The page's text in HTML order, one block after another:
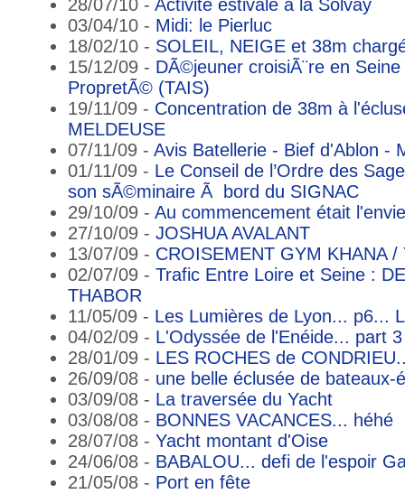
28/07/10 - Activité estivale à la Solvay
03/04/10 - Midi: le Pierluc
18/02/10 - SOLEIL, NEIGE et 38m
15/12/09 - DÃ©jeuner croisiÃ¨re en
PropretÃ© (TAIS)
19/11/09 - Concentration de 38m à
MELDEUSE
07/11/09 - Avis Batellerie - Bief d'Ablon -
01/11/09 - Le Conseil de l’Ordre des
son sÃ©minaire Ã bord du SIGNAC
29/10/09 - Au commencement était l'envie
27/10/09 - JOSHUA AVALANT
13/07/09 - CROISEMENT GYM KHANA /
02/07/09 - Trafic Entre Loire et Seine :
THABOR
11/05/09 - Les Lumières de Lyon... p6...
04/02/09 - L'Odyssée de l'Enéide... part 3
28/01/09 - LES ROCHES de
26/09/08 - une belle éclusée de bateaux-
03/09/08 - La traversée du Yacht
03/08/08 - BONNES VACANCES... héhé
28/07/08 - Yacht montant d'Oise
24/06/08 - BABALOU... defi de l'espoir
21/05/08 - Port en fête